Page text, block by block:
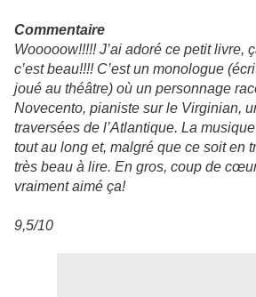
Commentaire
Wooooow!!!!! J’ai adoré ce petit livre,
c’est beau!!!! C’est un monologue
joué au théâtre) où un personnage
Novecento, pianiste sur le Virginian,
traversées de l’Atlantique. La
tout au long et, malgré que ce soit en
très beau à lire. En gros, coup de
vraiment aimé ça!
9,5/10